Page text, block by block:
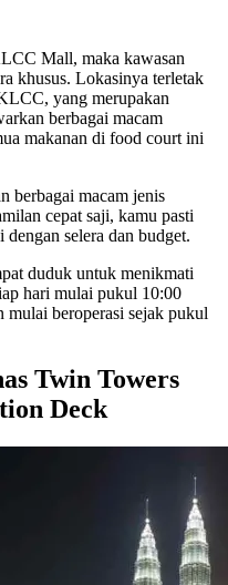
Mall, maka kawasan
khusus. Lokasinya terletak
yang merupakan
berbagai macam
makanan di food court ini
berbagai macam jenis
cepat saji, kamu pasti
dengan selera dan budget.
duduk untuk menikmati
hari mulai pukul 10:00
mulai beroperasi sejak pukul
Twin Towers
Deck